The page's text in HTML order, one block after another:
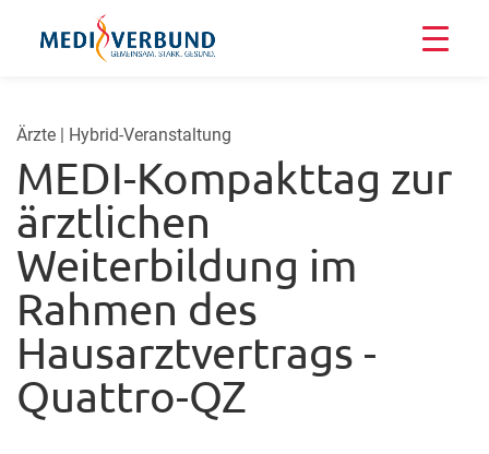
Ärzte | Hybrid-Veranstaltung
MEDI-Kompakttag zur
ärztlichen
Weiterbildung im
Rahmen des
Hausarztvertrags -
Quattro-QZ